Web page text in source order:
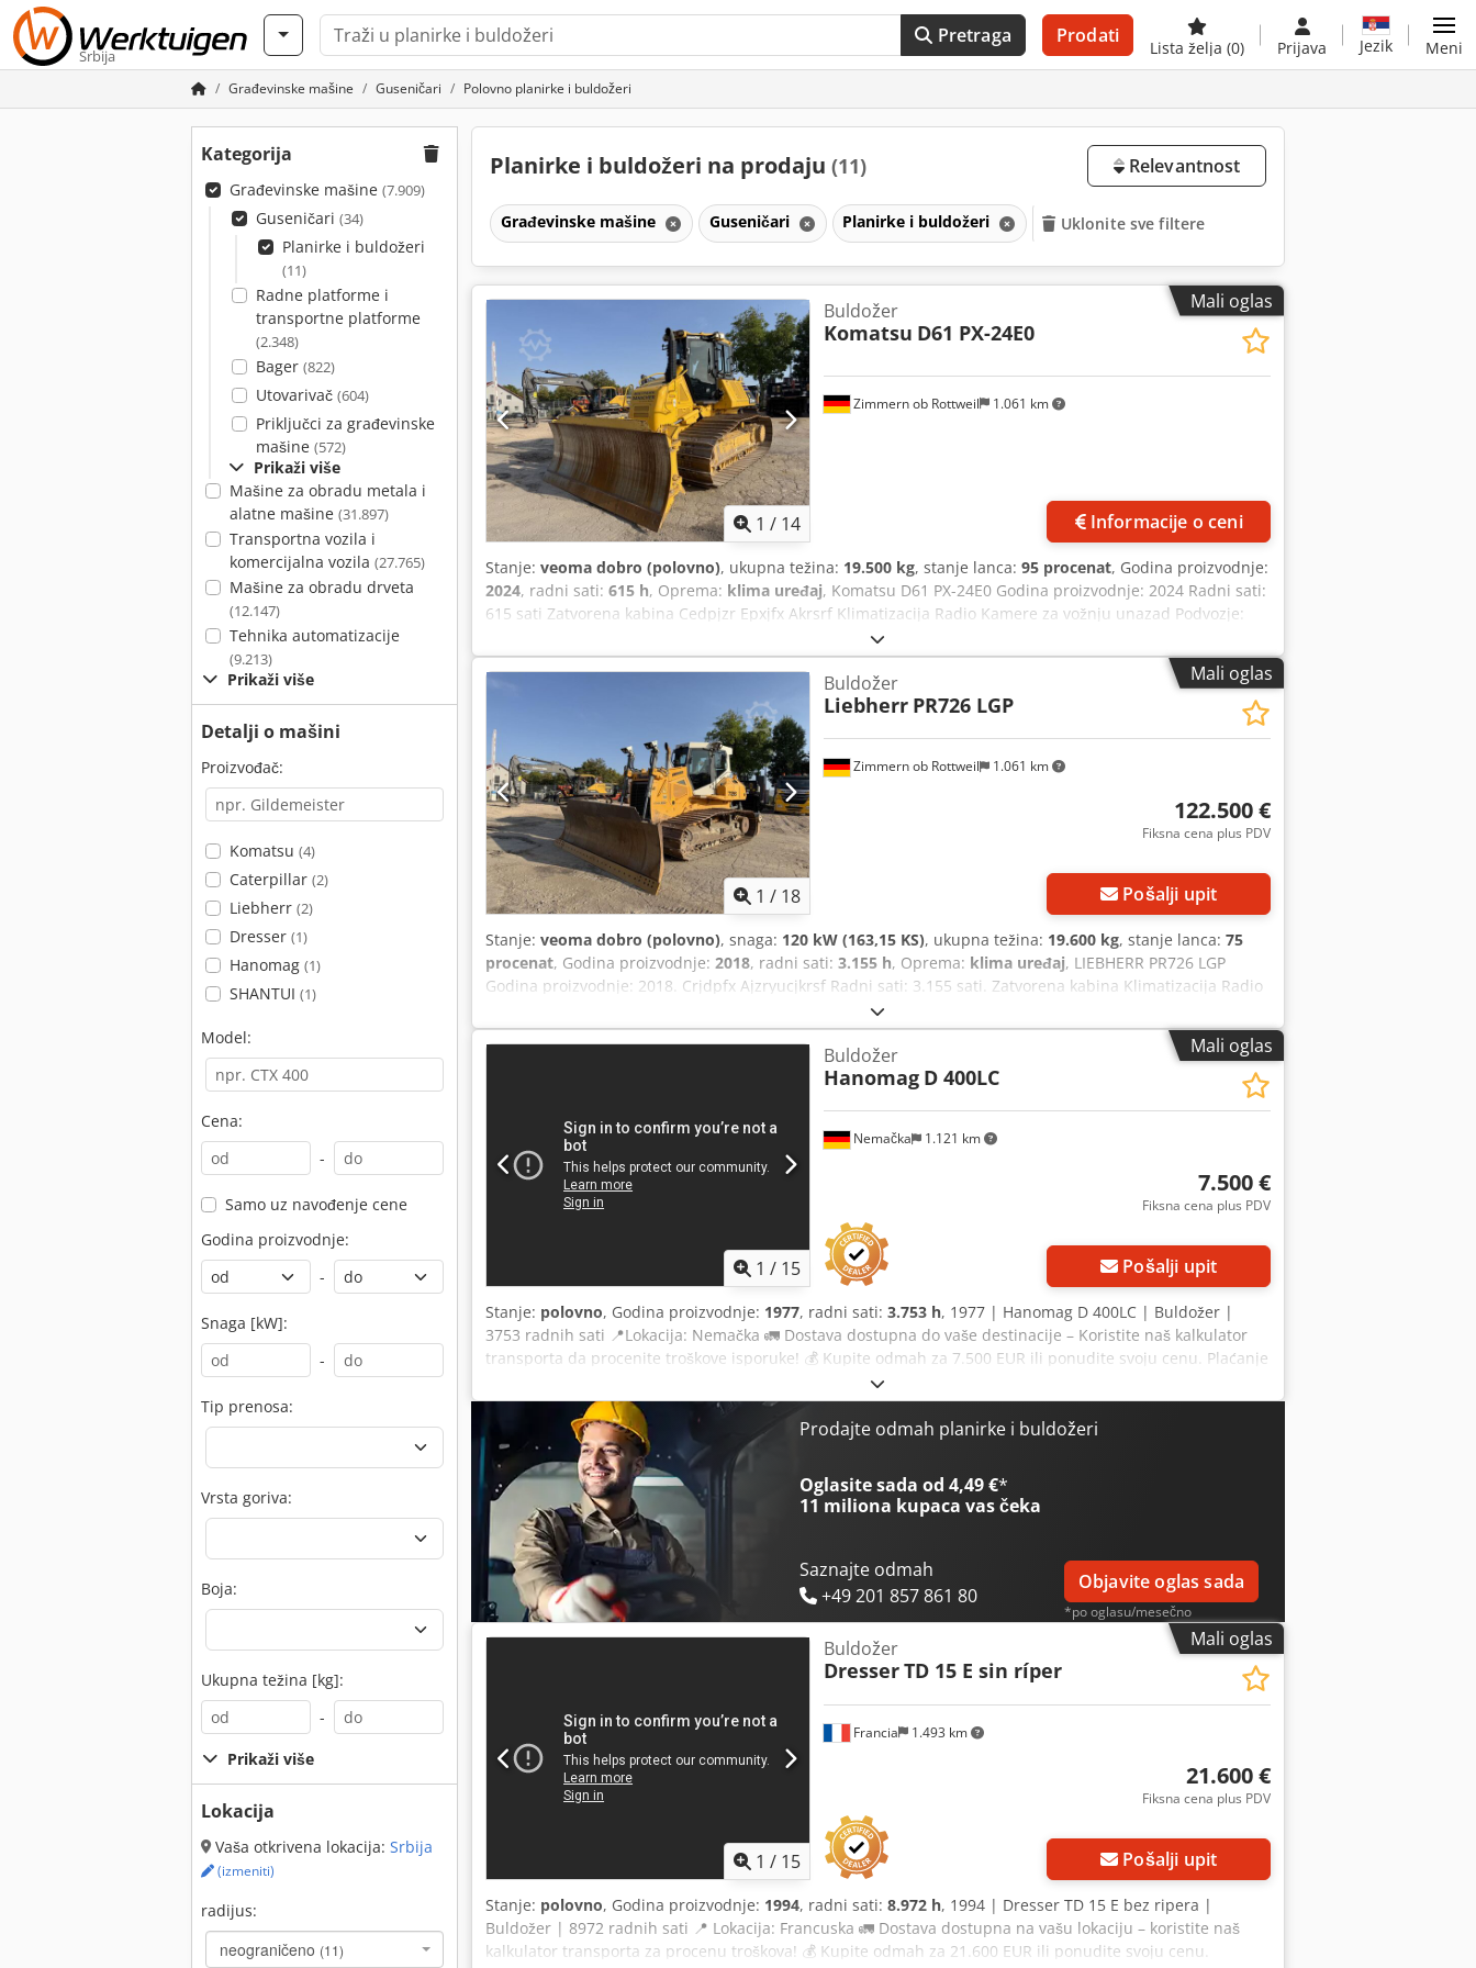
Srbija
Pretraga Prodati
Lista želja (0) Prijava Jezik Meni
Građevinske mašine Guseničari Polovno planirke i buldožeri
Kategorija
Građevinske mašine (7.909)
Guseničari (34)
Planirke i buldožeri
(11)
Radne platforme i
transportne platforme
(2.348)
Bager (822)
Utovarivač (604)
Priključci za građevinske
mašine (572)
Prikaži više
Mašine za obradu metala i
alatne mašine (31.897)
Transportna vozila i
komercijalna vozila (27.765)
Mašine za obradu drveta
(12.147)
Tehnika automatizacije
(9.213)
Prikaži više
Detalji o mašini
Proizvođač:
Komatsu (4)
Caterpillar (2)
Liebherr (2)
Dresser (1)
Hanomag (1)
SHANTUI (1)
Model:
Cena:
-
Samo uz navođenje cene
Godina proizvodnje:
-
Snaga [kW]:
-
Tip prenosa:
Vrsta goriva:
Boja:
Ukupna težina [kg]:
-
Prikaži više
Lokacija
Vaša otkrivena lokacija: Srbija
(izmeniti)
radijus:
neograničeno (11)
Planirke i buldožeri na prodaju (11) Relevantnost
Građevinske mašine Guseničari Planirke i buldožeri Uklonite sve filtere
Mali oglas
1 / 14
Zimmern ob Rottweil 1.061 km
Buldožer
Komatsu D61 PX-24E0
Informacije o ceni
Stanje: veoma dobro (polovno), ukupna težina: 19.500 kg, stanje lanca: 95 procenat, Godina proizvodnje:
2024, radni sati: 615 h, Oprema: klima uređaj, Komatsu D61 PX-24E0 Godina proizvodnje: 2024 Radni sati:
615 sati Zatvorena kabina Cedpjzr Epxjfx Akrsrf Klimatizacija Radio Kamere za vožnju unazad Podvozje:
očuvano u 95% Širina gusenica 850 mm PAT oznaka Ventil za regulaciju protoka CE/EPA Dimenzije za
transport: 5,5 x 3 x 3,15 m Radna težina: 19,5 t
Mali oglas
1 / 18
Zimmern ob Rottweil 1.061 km
Buldožer
Liebherr PR726 LGP
122.500 €
Fiksna cena plus PDV
Pošalji upit
Stanje: veoma dobro (polovno), snaga: 120 kW (163,15 KS), ukupna težina: 19.600 kg, stanje lanca: 75
procenat, Godina proizvodnje: 2018, radni sati: 3.155 h, Oprema: klima uređaj, LIEBHERR PR726 LGP
Godina proizvodnje: 2018. Crjdpfx Ajzryucjkrsf Radni sati: 3.155 sati. Zatvorena kabina Klimatizacija Radio
Podvozje: zadržano u procentu od 70-80% Širina gusenica: 810 mm PAT oznaka 3 zuba za razbijanje CE /
EPA Motor sa 120 kW Dimenzije za transport: 7 x 3 x 3,35 m Radna težina: 19,6 t
Mali oglas
1 / 15
Nemačka 1.121 km
Buldožer
Hanomag D 400LC
7.500 €
Fiksna cena plus PDV
Pošalji upit
Stanje: polovno, Godina proizvodnje: 1977, radni sati: 3.753 h, 1977 | Hanomag D 400LC | Buldožer |
3753 radnih sati 📍Lokacija: Nemačka 🚛 Dostava dostupna do vaše destinacije – Koristite naš kalkulator
transporta da procenite troškove isporuke! 💰 Kupite odmah za 7.500 EUR ili ponudite svoju cenu. Plaćanje
pri isporuci dostupno uz pristupačnu naknadu (podležno odobrenju)* 👷‍♂️ Pregledao nezavisan stručnjak
33 inspekcionih tačaka: 19 odobrenih ✅ 12 nepotpunih ℹ️ 2 problematične ⚠️ 📌 Komentar inspektora: 📄
Želite da vidite kompletnu inspekciju, dodatne fotografije ili video? Savet: Referenca "29698 Equippo" se
često koristi za detaljniju pretragu na internetu. Codpfjzf H Rqox Akrorf 💡 Zašto ova mašina i naš servis
izdvajaju se: ✔ Temeljna inspekcija od strane profesionalaca ✔ Dostava na gradilište dostupna ✔
Garancija povraćaja novca ✔ Sigurne i fleksibilne opcije plaćanja 🔄 Razmatrate i drugu opremu? Nudimo
korisne alate i resurse za sve vlasnike i operatere opreme – lako dostupno na našoj platformi.
Prodajte odmah planirke i buldožeri
Oglasite sada od 4,49 €*
11 miliona kupaca vas čeka
Saznajte odmah
+49 201 857 861 80
Objavite oglas sada
*po oglasu/mesečno
Mali oglas
1 / 15
Francia 1.493 km
Buldožer
DresserTD 15 E sin ríper
21.600 €
Fiksna cena plus PDV
Pošalji upit
Stanje: polovno, Godina proizvodnje: 1994, radni sati: 8.972 h, 1994 | Dresser TD 15 E bez ripera |
Buldožer | 8972 radnih sati 📍 Lokacija: Francuska 🚛 Dostava dostupna na vašu lokaciju – koristite naš
kalkulator transporta za procenu troškova! 💰 Kupite odmah za 21.600 EUR ili ponudite svoju cenu.